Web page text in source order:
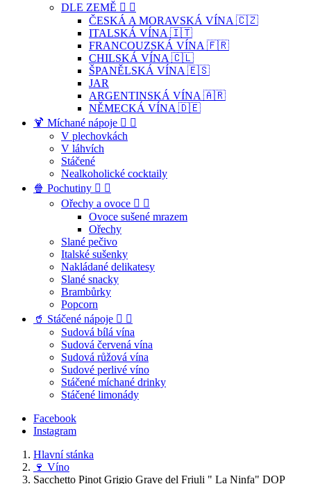
DLE ZEMĚ  
ČESKÁ A MORAVSKÁ VÍNA 🇨🇿
ITALSKÁ VÍNA 🇮🇹
FRANCOUZSKÁ VÍNA 🇫🇷
CHILSKÁ VÍNA 🇨🇱
ŠPANĚLSKÁ VÍNA 🇪🇸
JAR
ARGENTINSKÁ VÍNA 🇦🇷
NĚMECKÁ VÍNA 🇩🇪
🍹 Míchané nápoje  
V plechovkách
V láhvích
Stáčené
Nealkoholické cocktaily
🍿 Pochutiny  
Ořechy a ovoce  
Ovoce sušené mrazem
Ořechy
Slané pečivo
Italské sušenky
Nakládané delikatesy
Slané snacky
Brambůrky
Popcorn
🥤 Stáčené nápoje  
Sudová bílá vína
Sudová červená vína
Sudová růžová vína
Sudové perlivé víno
Stáčené míchané drinky
Stáčené limonády
Facebook
Instagram
Hlavní stánka
🍷 Víno
Sacchetto Pinot Grigio Grave del Friuli " La Ninfa" DOP